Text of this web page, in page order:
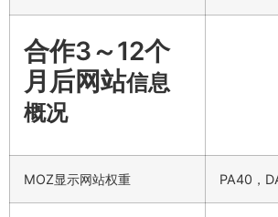
合作3～12个
月后网站信息
概况
MOZ显示网站权重 PA40，